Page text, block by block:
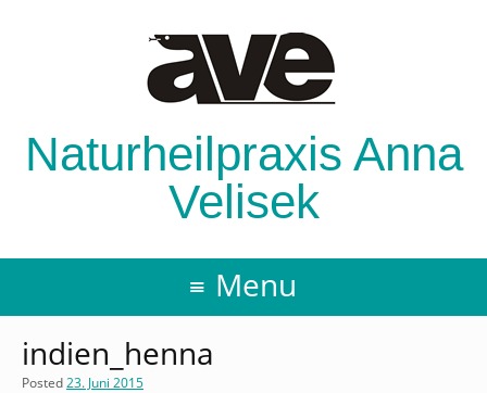
Naturheilpraxis Anna
Velisek
Menu
indien_henna
Posted23. Juni 2015